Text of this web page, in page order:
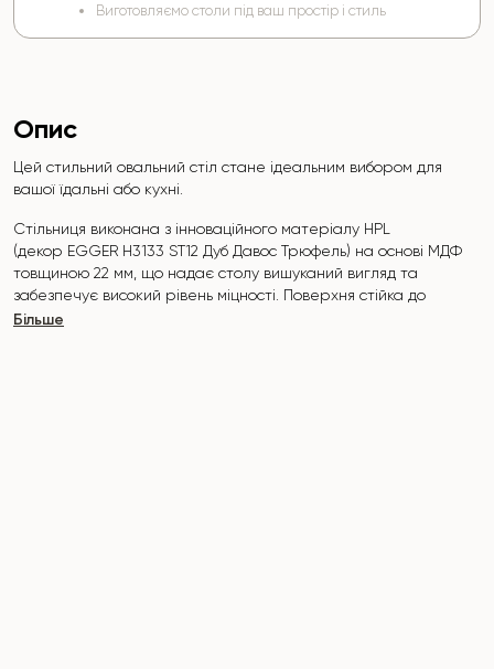
Виготовляємо столи під ваш простір і стиль
Опис
Цей стильний овальний стіл стане ідеальним вибором для
вашої їдальні або кухні.
Стільниця виконана з інноваційного матеріалу HPL
(декор EGGER Н3133 ST12 Дуб Давос Трюфель) на основі МДФ
товщиною 22 мм, що надає столу вишуканий вигляд та
забезпечує високий рівень міцності. Поверхня стійка до
подряпин, високих температур, і не вбирає такі барвники, як
Більше